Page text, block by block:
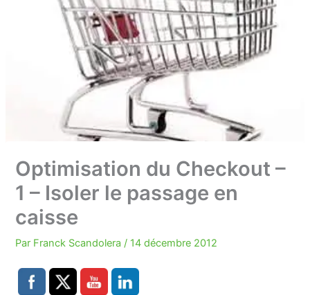
Optimisation du Checkout –
1 – Isoler le passage en
caisse
Par Franck Scandolera / 14 décembre 2012